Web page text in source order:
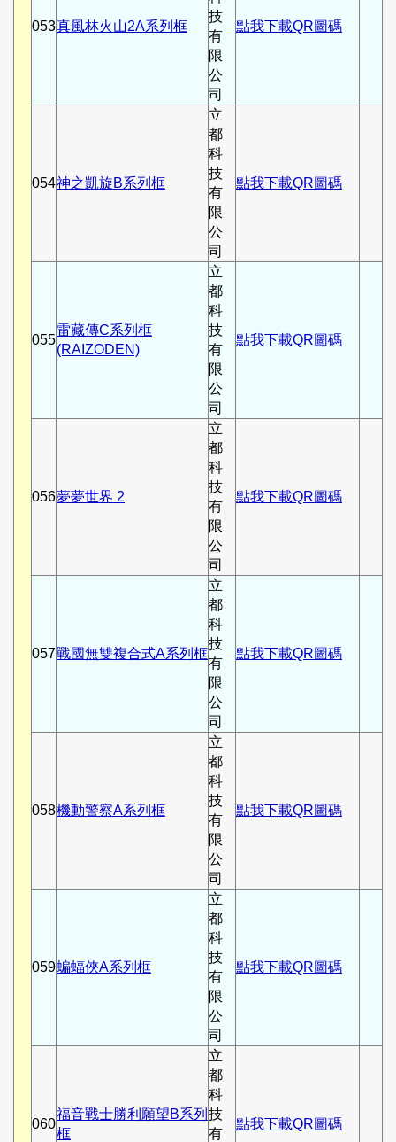
053真風林火山2A系列框
技
有
限
公
司
點我下載QR圖碼
054神之凱旋B系列框
立
都
科
技
有
限
公
司
點我下載QR圖碼
055
雷藏傳C系列框
(RAIZODEN)
立
都
科
技
有
限
公
司
點我下載QR圖碼
056夢夢世界 2
立
都
科
技
有
限
公
司
點我下載QR圖碼
057戰國無雙複合式A系列框
立
都
科
技
有
限
公
司
點我下載QR圖碼
058機動警察A系列框
立
都
科
技
有
限
公
司
點我下載QR圖碼
059蝙蝠俠A系列框
立
都
科
技
有
限
公
司
點我下載QR圖碼
060
福音戰士勝利願望B系列
框
立
都
科
技
有
點我下載QR圖碼